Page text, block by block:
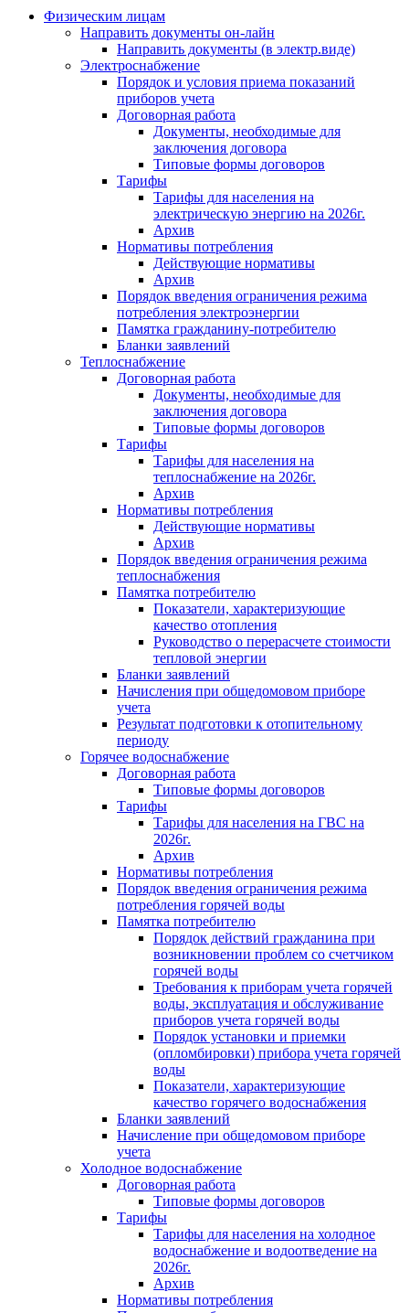
Физическим лицам
Направить документы он-лайн
Направить документы (в электр.виде)
Электроснабжение
Порядок и условия приема показаний
приборов учета
Договорная работа
Документы, необходимые для
заключения договора
Типовые формы договоров
Тарифы
Тарифы для населения на
электрическую энергию на 2026г.
Архив
Нормативы потребления
Действующие нормативы
Архив
Порядок введения ограничения режима
потребления электроэнергии
Памятка гражданину-потребителю
Бланки заявлений
Теплоснабжение
Договорная работа
Документы, необходимые для
заключения договора
Типовые формы договоров
Тарифы
Тарифы для населения на
теплоснабжение на 2026г.
Архив
Нормативы потребления
Действующие нормативы
Архив
Порядок введения ограничения режима
теплоснабжения
Памятка потребителю
Показатели, характеризующие
качество отопления
Руководство о перерасчете стоимости
тепловой энергии
Бланки заявлений
Начисления при общедомовом приборе
учета
Результат подготовки к отопительному
периоду
Горячее водоснабжение
Договорная работа
Типовые формы договоров
Тарифы
Тарифы для населения на ГВС на
2026г.
Архив
Нормативы потребления
Порядок введения ограничения режима
потребления горячей воды
Памятка потребителю
Порядок действий гражданина при
возникновении проблем со счетчиком
горячей воды
Требования к приборам учета горячей
воды, эксплуатация и обслуживание
приборов учета горячей воды
Порядок установки и приемки
(опломбировки) прибора учета горячей
воды
Показатели, характеризующие
качество горячего водоснабжения
Бланки заявлений
Начисление при общедомовом приборе
учета
Холодное водоснабжение
Договорная работа
Типовые формы договоров
Тарифы
Тарифы для населения на холодное
водоснабжение и водоотведение на
2026г.
Архив
Нормативы потребления